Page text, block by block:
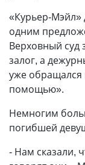
«Курьер-
одним
Верховный суд
залог, а
уже обращался
помощью».
Немногим
погибшей
- Нам сказали,